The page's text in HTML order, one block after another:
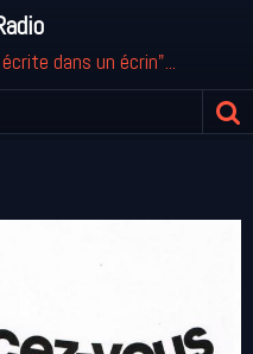
dans un écrin"...